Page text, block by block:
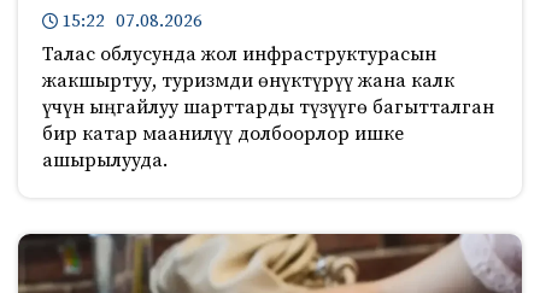
15:22 07.08.2026
Талас облусунда жол инфраструктурасын
жакшыртуу, туризмди өнүктүрүү жана калк
үчүн ыңгайлуу шарттарды түзүүгө багытталган
бир катар маанилүү долбоорлор ишке
ашырылууда.